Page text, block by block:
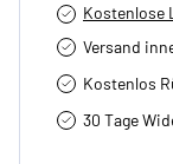
Kostenlose
Versand
Kostenlos
30 Tage